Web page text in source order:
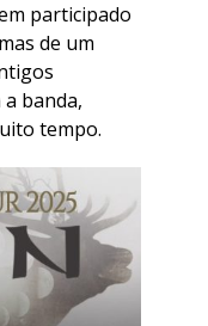
participado
de um
banda,
tempo.